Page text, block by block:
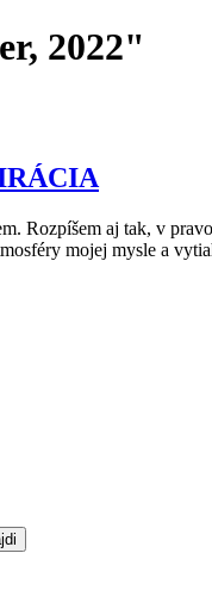
2022"
Rozpíšem aj tak, v
mojej mysle a